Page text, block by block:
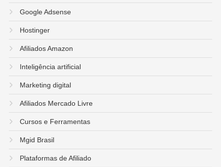
Google Adsense
Hostinger
Afiliados Amazon
Inteligência artificial
Marketing digital
Afiliados Mercado Livre
Cursos e Ferramentas
Mgid Brasil
Plataformas de Afiliado